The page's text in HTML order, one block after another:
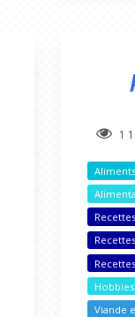
1
Aliments
Viande